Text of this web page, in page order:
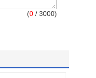
(0 / 3000)